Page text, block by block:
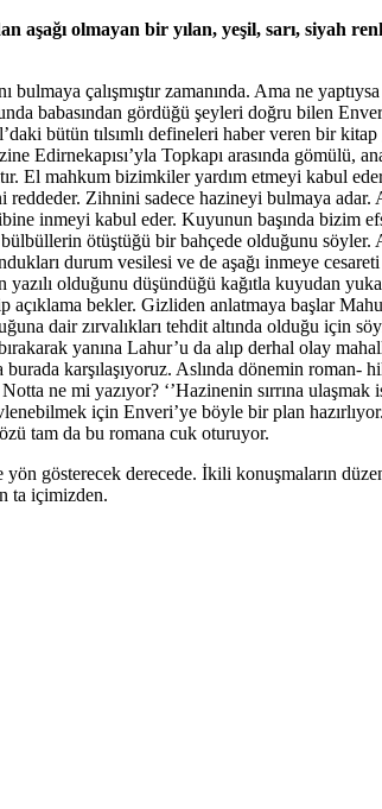
aşağı olmayan bir yılan, yeşil, sarı, siyah
çalışmıştır zamanında. Ama ne yaptıysa
babasından gördüğü şeyleri doğru bilen
bütün tılsımlı defineleri haber veren bir kitap
Edirnekapısı’yla Topkapı arasında gömülü,
El mahkum bizimkiler yardım etmeyi kabul
reddeder. Zihnini sadece hazineyi bulmaya
inmeyi kabul eder. Kuyunun başında bizim
bülbüllerin ötüştüğü bir bahçede olduğunu
durum vesilesi ve de aşağı inmeye
olduğunu düşündüğü kağıtla kuyudan
açıklama bekler. Gizliden anlatmaya başlar
dair zırvalıkları tehdit altında olduğu için
yanına Lahur’u da alıp derhal olay
karşılaşıyoruz. Aslında dönemin roman-
ne mi yazıyor? ‘’Hazinenin sırrına ulaşmak
için Enveri’ye böyle bir plan
tam da bu romana cuk oturuyor.
gösterecek derecede. İkili konuşmaların
ta içimizden.